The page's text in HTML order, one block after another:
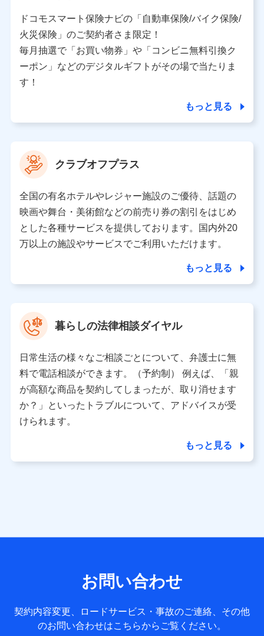
を受けている保険会社・提携会社の保険その他に関する
情報を提供するため、また維持管理等の委託業務遂行の
ため、またそれらに付帯、関連する当社、株式会社NTT
ドコモおよび提携会社のサービスを案内、提供するため
（各サービスで取得したサービス利用履歴、ウェブサイ
トの閲覧履歴、購買履歴、ご契約内容等のパーソナルデ
ータを分析して、お客さまの趣味・嗜好・傾向に応じた
上記に係る案内・手続き・管理等付帯業務を行うため
【当該個人データの管理について責任を有する者の名称・住
所・代表者名】
当該個人データを取り扱う各共同利用者（詳細は次のとお
り）
東京都千代田区永田町2丁目11番1号 山王パークタワー
株式会社NTTドコモ 代表取締役社長 前田 義晃
東京都中央区日本橋人形町2-14-10 アーバンネット日本橋
ビル 3F
※ 当社および株式会社NTTドコモは、お客さまの情報を利
データ憲章」に定める行動原則を順守します 。
※ パーソナルデータダッシュボードの「第三者提供の管
理」の設定状態にかかわらず、共同利用する場合がありま
※ dポイントクラブ会員ではないお客さま（2019年12月11
日以降、一度もdポイントクラブ会員であったことがないお
個人データは、こちら の利用目的の範囲内に限って共同利
用します。
サービス提供等を通じて取得した、以下の情報などの個人デ
基本情報
氏名、電話番号、メールアドレス、お客さまの識別子、
属性、連絡先、dポイントサービスのご利用に関する情
ドコモスマート保険ナビの「自動車保険/バイク保険/
火災保険」のご契約者さま限定！
毎月抽選で「お買い物券」や「コンビニ無料引換ク
ーポン」などのデジタルギフトがその場で当たりま
す！
もっと見る
クラブオフプラス
全国の有名ホテルやレジャー施設のご優待、話題の
映画や舞台・美術館などの前売り券の割引をはじめ
とした各種サービスを提供しております。国内外20
万以上の施設やサービスでご利用いただけます。
もっと見る
暮らしの法律相談ダイヤル
日常生活の様々なご相談ごとについて、弁護士に無
料で電話相談ができます。（予約制） 例えば、「親
が高額な商品を契約してしまったが、取り消せます
か？」といったトラブルについて、アドバイスが受
けられます。
もっと見る
お問い合わせ
契約内容変更、ロードサービス・事故のご連絡、その他
のお問い合わせはこちらからご覧ください。